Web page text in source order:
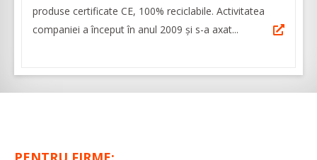
produse certificate CE, 100% reciclabile. Activitatea
companiei a început în anul 2009 și s-a axat...